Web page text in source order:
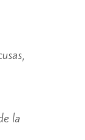
la